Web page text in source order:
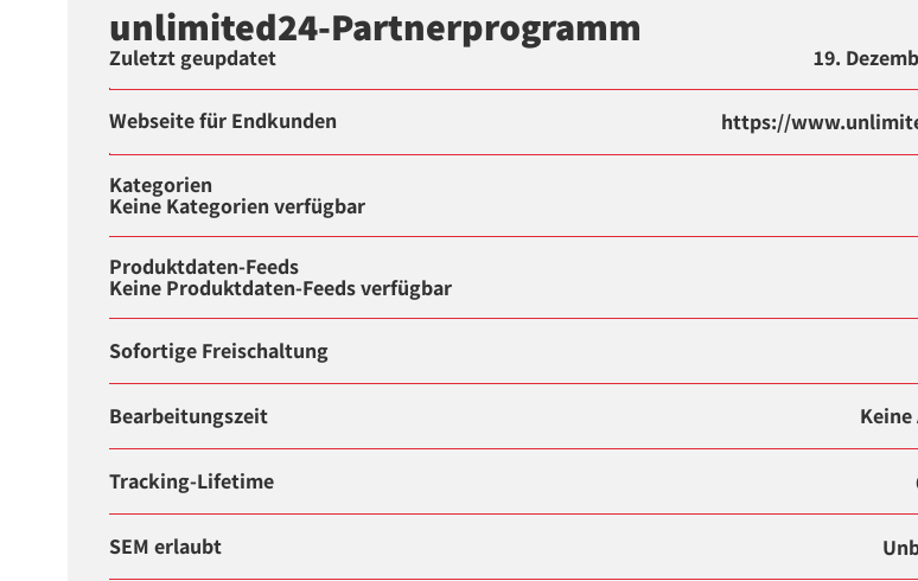
unlimited24-Partnerprogramm
Zuletzt geupdatet 19.
Webseite für Endkunden https://
Kategorien
Keine Kategorien verfügbar
Produktdaten-Feeds
Keine Produktdaten-Feeds verfügbar
Sofortige Freischaltung
Bearbeitungszeit Keine
Tracking-Lifetime
SEM erlaubt